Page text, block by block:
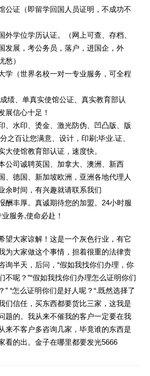
公证（即留学回国人员证明，不成功不
学位学历认证。（网上可查、存档、
发展，考公务员，落户，进国企，外
愁）
学（世界名校一对一专业服务，可全程
绩、单真实使馆公证、真实教育部认
展信心十足！
、水印、烫金、激光防伪、凹凸版、版
之百让您满意、设计，印刷;毕业.证、
大使馆教育部认证，速度快。
公司诚聘英国、加拿大、澳洲、新西
、德国、新加坡欧洲，亚洲各地代理人
余时间，有兴趣就请联系我们
酬丰厚。真诚期待您的加盟。24小时服
服务,使命必赴！
望大家谅解！这是一个灰色行业，有它
为大家做这个事情，担着很重的法律责
询半天，后问，“假如我找你们办理，你
不呢？”“假如我找你们办理怎么证明你们
” “怎么证明你们是好人呢？“.既然选择了
们信任，买东西都要货比三家，这我是
题的。我从来不催我的客户一定要在我
来不客户多咨询几家，毕竟谁的东西是
看的出。金子在哪里都要发光5666